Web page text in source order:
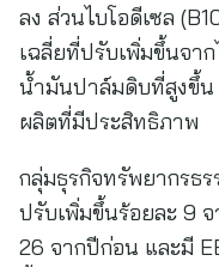
ลง ส่วนไบโอดีเซล
เฉลี่ยที่ปรับเพิ่มขึ้นจา
น้ำมันปาล์มดิบที่สูงขึ้น
ผลิตที่มีประสิทธิภาพ
กลุ่มธุรกิจทรัพยากรธ
ปรับเพิ่มขึ้นร้อยละ 9
26 จากปีก่อน และมี